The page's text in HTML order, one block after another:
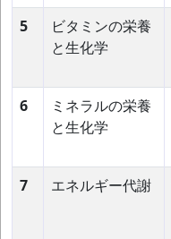
5
ビタミンの栄養
と生化学
6
ミネラルの栄養
と生化学
7 エネルギー代謝